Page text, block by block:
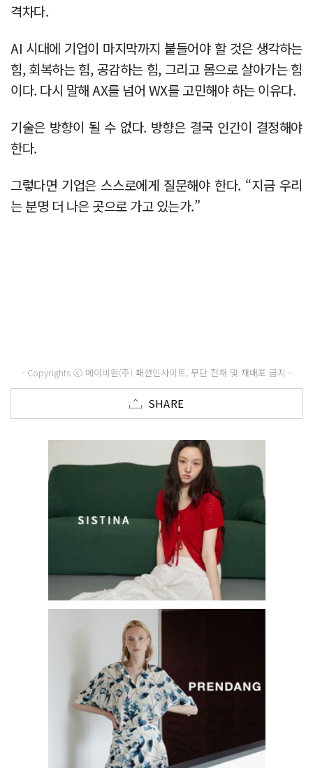
격차다.
AI 시대에 기업이 마지막까지 붙들어야 할 것은 생각하는
힘, 회복하는 힘, 공감하는 힘, 그리고 몸으로 살아가는 힘
이다. 다시 말해 AX를 넘어 WX를 고민해야 하는 이유다.
기술은 방향이 될 수 없다. 방향은 결국 인간이 결정해야
한다.
그렇다면 기업은 스스로에게 질문해야 한다. “지금 우리
는 분명 더 나은 곳으로 가고 있는가.”
- Copyrights ⓒ 메이비원(주) 패션인사이트, 무단 전재 및 재배포 금지 -
SHARE